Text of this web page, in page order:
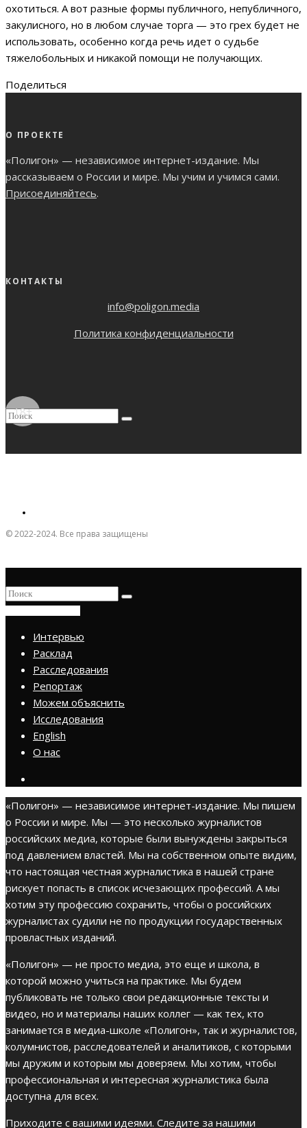
охотиться. А вот разные формы публичного, непубличного,
закулисного, но в любом случае торга — это грех будет не
использовать, особенно когда речь идет о судьбе
тяжелобольных и никакой помощи не получающих.
Поделиться
О ПРОЕКТЕ
«Полигон» — независимое интернет-издание. Мы
рассказываем о России и мире. Мы учим и учимся сами.
Присоединяйтесь.
КОНТАКТЫ
info@poligon.media
Политика конфиденциальности
18+
© 2022-2024. Все права защищены
Интервью
Расклад
Расследования
Репортаж
Можем объяснить
Исследования
English
О нас
«Полигон» — независимое интернет-издание. Мы пишем
о России и мире. Мы — это несколько журналистов
российских медиа, которые были вынуждены закрыться
под давлением властей. Мы на собственном опыте видим,
что настоящая честная журналистика в нашей стране
рискует попасть в список исчезающих профессий. А мы
хотим эту профессию сохранить, чтобы о российских
журналистах судили не по продукции государственных
провластных изданий.
«Полигон» — не просто медиа, это еще и школа, в
которой можно учиться на практике. Мы будем
публиковать не только свои редакционные тексты и
видео, но и материалы наших коллег — как тех, кто
занимается в медиа-школе «Полигон», так и журналистов,
колумнистов, расследователей и аналитиков, с которыми
мы дружим и которым мы доверяем. Мы хотим, чтобы
профессиональная и интересная журналистика была
доступна для всех.
Приходите с вашими идеями. Следите за нашими